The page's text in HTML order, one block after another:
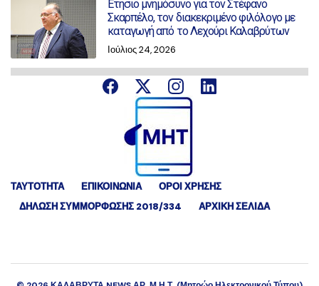
Ετήσιο μνημόσυνο για τον Στέφανο
Σκαρπέλο, τον διακεκριμένο φιλόλογο με
καταγωγή από το Λεχούρι Καλαβρύτων
Ιούλιος 24, 2026
ΤΑΥΤΟΤΗΤΑ ΕΠΙΚΟΙΝΩΝΙΑ
ΟΡΟΙ ΧΡΗΣΗΣ
ΔΉΛΩΣΗ ΣΥΜΜΌΡΦΩΣΗΣ 2018/334
ΑΡΧΙΚΗ ΣΕΛΙΔΑ